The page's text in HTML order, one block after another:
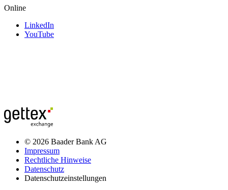
Online
LinkedIn
YouTube
© 2026 Baader Bank AG
Impressum
Rechtliche Hinweise
Datenschutz
Datenschutzeinstellungen